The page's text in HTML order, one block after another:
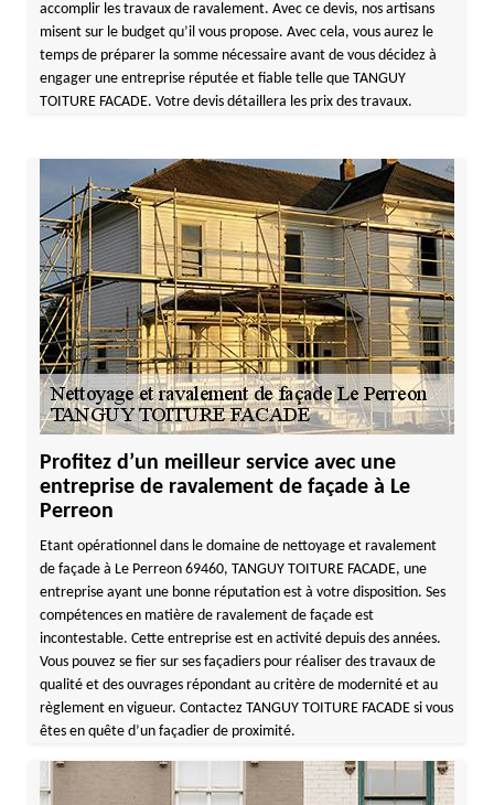
accomplir les travaux de ravalement. Avec ce devis, nos artisans
misent sur le budget qu’il vous propose. Avec cela, vous aurez le
temps de préparer la somme nécessaire avant de vous décidez à
engager une entreprise réputée et fiable telle que TANGUY
TOITURE FACADE. Votre devis détaillera les prix des travaux.
Profitez d’un meilleur service avec une
entreprise de ravalement de façade à Le
Perreon
Etant opérationnel dans le domaine de nettoyage et ravalement
de façade à Le Perreon 69460, TANGUY TOITURE FACADE, une
entreprise ayant une bonne réputation est à votre disposition. Ses
compétences en matière de ravalement de façade est
incontestable. Cette entreprise est en activité depuis des années.
Vous pouvez se fier sur ses façadiers pour réaliser des travaux de
qualité et des ouvrages répondant au critère de modernité et au
règlement en vigueur. Contactez TANGUY TOITURE FACADE si vous
êtes en quête d’un façadier de proximité.